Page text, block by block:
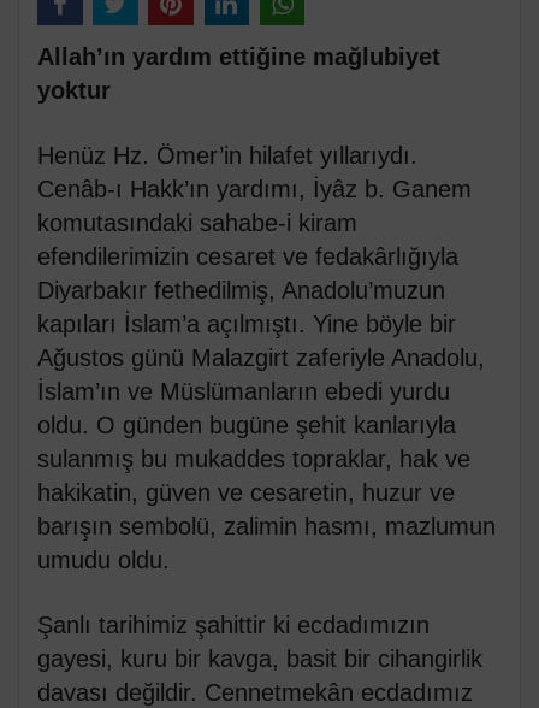
Allah’ın yardım ettiğine mağlubiyet
yoktur
Henüz Hz. Ömer’in hilafet yıllarıydı.
Cenâb-ı Hakk’ın yardımı, İyâz b. Ganem
komutasındaki sahabe-i kiram
efendilerimizin cesaret ve fedakârlığıyla
Diyarbakır fethedilmiş, Anadolu’muzun
kapıları İslam’a açılmıştı. Yine böyle bir
Ağustos günü Malazgirt zaferiyle Anadolu,
İslam’ın ve Müslümanların ebedi yurdu
oldu. O günden bugüne şehit kanlarıyla
sulanmış bu mukaddes topraklar, hak ve
hakikatin, güven ve cesaretin, huzur ve
barışın sembolü, zalimin hasmı, mazlumun
umudu oldu.
Şanlı tarihimiz şahittir ki ecdadımızın
gayesi, kuru bir kavga, basit bir cihangirlik
davası değildir. Cennetmekân ecdadımız